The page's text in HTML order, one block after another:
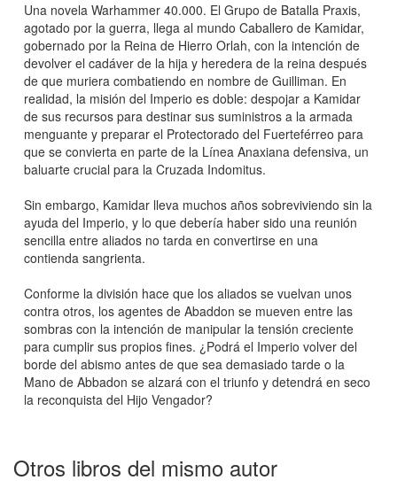
Una novela Warhammer 40.000. El Grupo de Batalla Praxis,
agotado por la guerra, llega al mundo Caballero de Kamidar,
gobernado por la Reina de Hierro Orlah, con la intención de
devolver el cadáver de la hija y heredera de la reina después
de que muriera combatiendo en nombre de Guilliman. En
realidad, la misión del Imperio es doble: despojar a Kamidar
de sus recursos para destinar sus suministros a la armada
menguante y preparar el Protectorado del Fuerteférreo para
que se convierta en parte de la Línea Anaxiana defensiva, un
baluarte crucial para la Cruzada Indomitus.
Sin embargo, Kamidar lleva muchos años sobreviviendo sin la
ayuda del Imperio, y lo que debería haber sido una reunión
sencilla entre aliados no tarda en convertirse en una
contienda sangrienta.
Conforme la división hace que los aliados se vuelvan unos
contra otros, los agentes de Abaddon se mueven entre las
sombras con la intención de manipular la tensión creciente
para cumplir sus propios fines. ¿Podrá el Imperio volver del
borde del abismo antes de que sea demasiado tarde o la
Mano de Abbadon se alzará con el triunfo y detendrá en seco
la reconquista del Hijo Vengador?
Otros libros del mismo autor